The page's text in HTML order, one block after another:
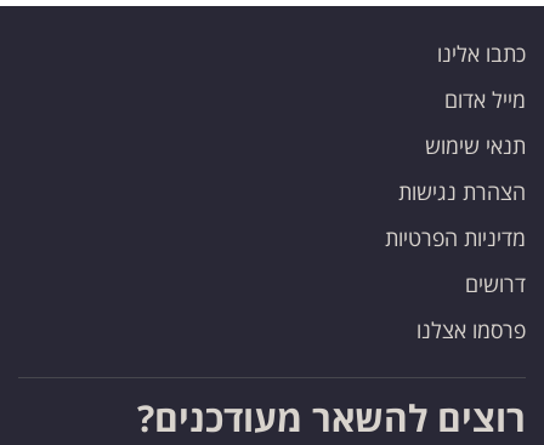
כתבו אלינו
מייל אדום
תנאי שימוש
הצהרת נגישות
מדיניות הפרטיות
דרושים
פרסמו אצלנו
רוצים להשאר מעודכנים?